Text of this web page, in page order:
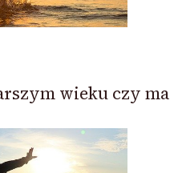
wieku czy ma